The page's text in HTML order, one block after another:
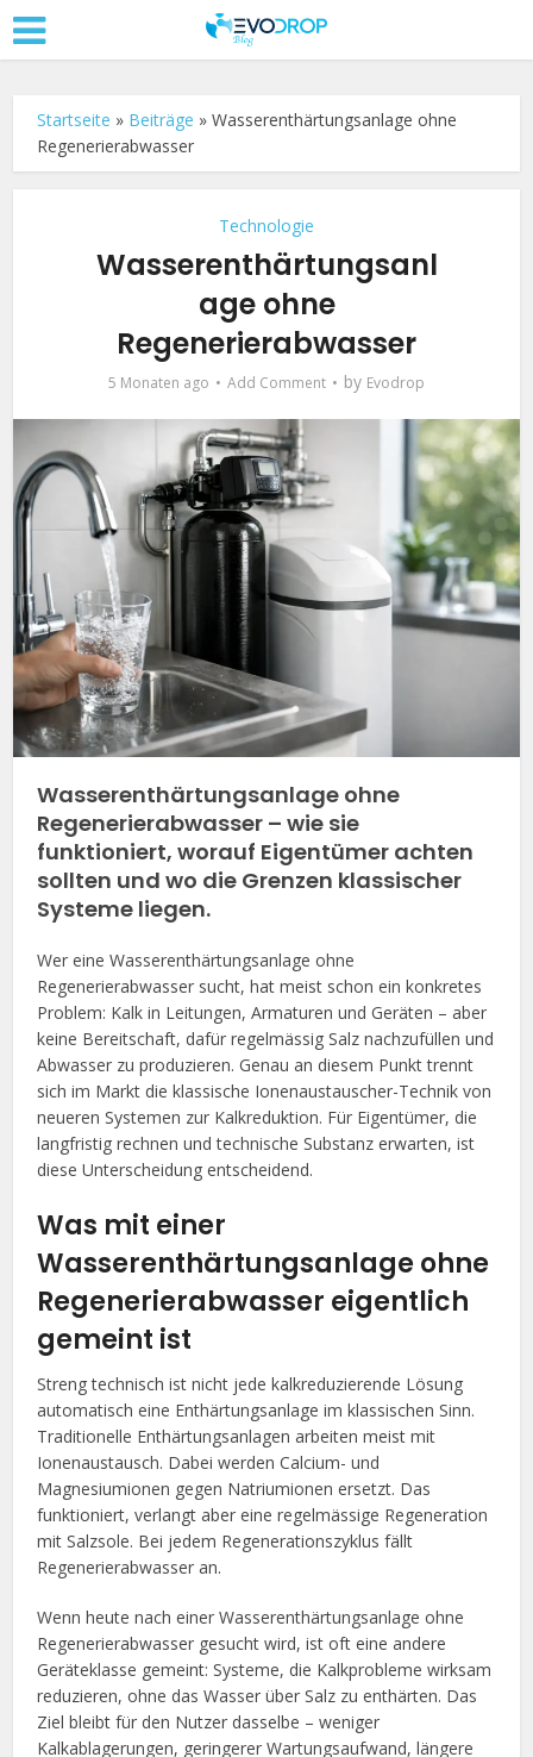
Startseite » Beiträge »Wasserenthärtungsanlage ohne
Regenerierabwasser
Technologie
Wasserenthärtungsanl
age ohne
Regenerierabwasser
5 Monaten ago Add Comment by Evodrop
Wasserenthärtungsanlage ohne
Regenerierabwasser – wie sie
funktioniert, worauf Eigentümer achten
sollten und wo die Grenzen klassischer
Systeme liegen.
Wer eine Wasserenthärtungsanlage ohne
Regenerierabwasser sucht, hat meist schon ein konkretes
Problem: Kalk in Leitungen, Armaturen und Geräten – aber
keine Bereitschaft, dafür regelmässig Salz nachzufüllen und
Abwasser zu produzieren. Genau an diesem Punkt trennt
sich im Markt die klassische Ionenaustauscher-Technik von
neueren Systemen zur Kalkreduktion. Für Eigentümer, die
langfristig rechnen und technische Substanz erwarten, ist
diese Unterscheidung entscheidend.
Was mit einer
Wasserenthärtungsanlage ohne
Regenerierabwasser eigentlich
gemeint ist
Streng technisch ist nicht jede kalkreduzierende Lösung
automatisch eine Enthärtungsanlage im klassischen Sinn.
Traditionelle Enthärtungsanlagen arbeiten meist mit
Ionenaustausch. Dabei werden Calcium- und
Magnesiumionen gegen Natriumionen ersetzt. Das
funktioniert, verlangt aber eine regelmässige Regeneration
mit Salzsole. Bei jedem Regenerationszyklus fällt
Regenerierabwasser an.
Wenn heute nach einer Wasserenthärtungsanlage ohne
Regenerierabwasser gesucht wird, ist oft eine andere
Geräteklasse gemeint: Systeme, die Kalkprobleme wirksam
reduzieren, ohne das Wasser über Salz zu enthärten. Das
Ziel bleibt für den Nutzer dasselbe – weniger
Kalkablagerungen, geringerer Wartungsaufwand, längere